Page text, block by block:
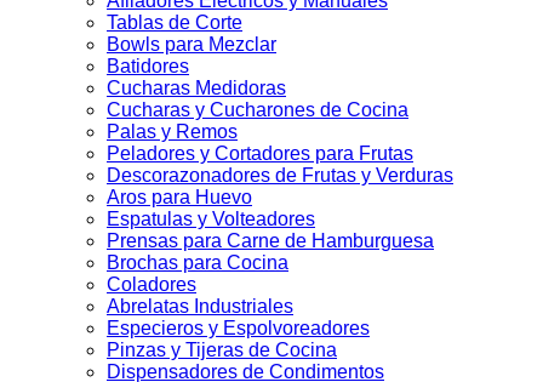
Tablas de Corte
Bowls para Mezclar
Batidores
Cucharas Medidoras
Cucharas y Cucharones de Cocina
Palas y Remos
Peladores y Cortadores para Frutas
Descorazonadores de Frutas y Verduras
Aros para Huevo
Espatulas y Volteadores
Prensas para Carne de Hamburguesa
Brochas para Cocina
Coladores
Abrelatas Industriales
Especieros y Espolvoreadores
Pinzas y Tijeras de Cocina
Dispensadores de Condimentos